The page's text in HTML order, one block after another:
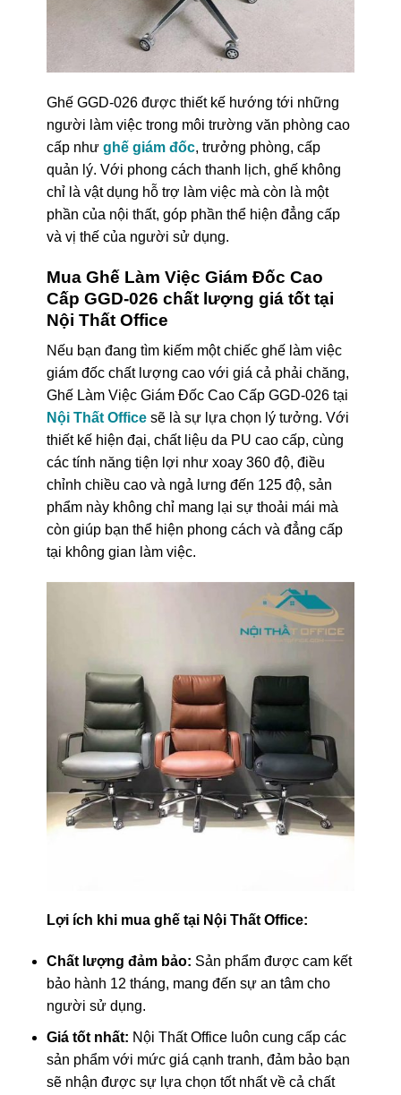
Ghế GGD-026 được thiết kế hướng tới những
người làm việc trong môi trường văn phòng cao
cấp như ghế giám đốc, trưởng phòng, cấp
quản lý. Với phong cách thanh lịch, ghế không
chỉ là vật dụng hỗ trợ làm việc mà còn là một
phần của nội thất, góp phần thể hiện đẳng cấp
và vị thế của người sử dụng.
Mua Ghế Làm Việc Giám Đốc Cao
Cấp GGD-026 chất lượng giá tốt tại
Nội Thất Office
Nếu bạn đang tìm kiếm một chiếc ghế làm việc
giám đốc chất lượng cao với giá cả phải chăng,
Ghế Làm Việc Giám Đốc Cao Cấp GGD-026 tại
Nội Thất Officesẽ là sự lựa chọn lý tưởng. Với
thiết kế hiện đại, chất liệu da PU cao cấp, cùng
các tính năng tiện lợi như xoay 360 độ, điều
chỉnh chiều cao và ngả lưng đến 125 độ, sản
phẩm này không chỉ mang lại sự thoải mái mà
còn giúp bạn thể hiện phong cách và đẳng cấp
tại không gian làm việc.
Lợi ích khi mua ghế tại Nội Thất Office:
Chất lượng đảm bảo: Sản phẩm được cam kết
bảo hành 12 tháng, mang đến sự an tâm cho
người sử dụng.
Giá tốt nhất: Nội Thất Office luôn cung cấp các
sản phẩm với mức giá cạnh tranh, đảm bảo bạn
sẽ nhận được sự lựa chọn tốt nhất về cả chất